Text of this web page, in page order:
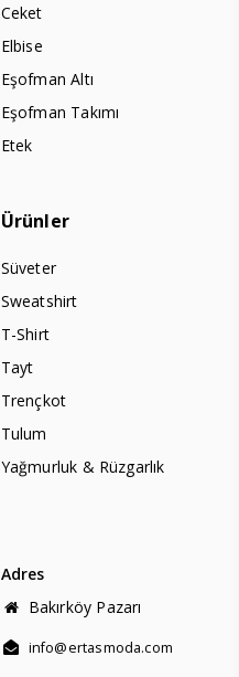
Ceket
Elbise
Eşofman Altı
Eşofman Takımı
Etek
Ürünler
Süveter
Sweatshirt
T-Shirt
Tayt
Trençkot
Tulum
Yağmurluk & Rüzgarlık
Adres
Bakırköy Pazarı
info@ertasmoda.com